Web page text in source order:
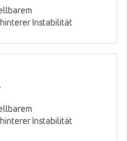
Instabilität
Instabilität